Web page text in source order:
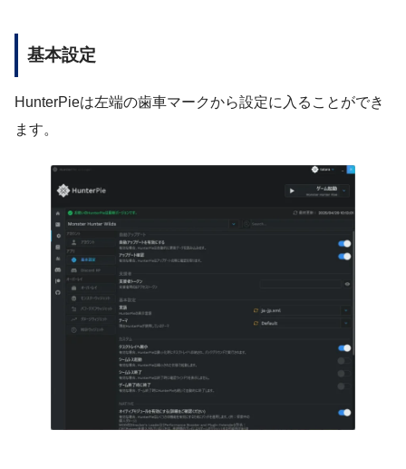
基本設定
HunterPieは左端の歯車マークから設定に入ることができ
ます。